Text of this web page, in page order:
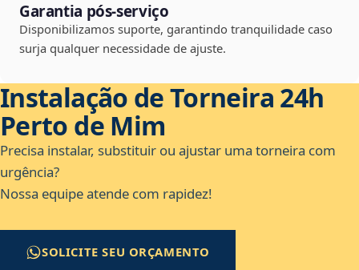
Garantia pós-serviço
Disponibilizamos suporte, garantindo tranquilidade caso
surja qualquer necessidade de ajuste.
Instalação de Torneira 24h
Perto de Mim
Precisa instalar, substituir ou ajustar uma torneira com
urgência?
Nossa equipe atende com rapidez!
SOLICITE SEU ORÇAMENTO